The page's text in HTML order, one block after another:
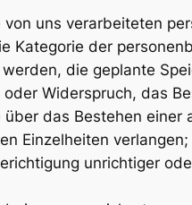
uns verarbeiteten
Kategorie der
die geplante
Widerspruch, das
das Bestehen
Einzelheiten verlangen;
unrichtiger